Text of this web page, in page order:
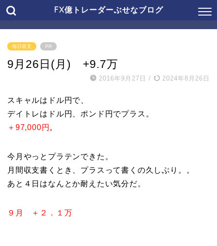
FX億トレーダーぶせなブログ
毎日収支 PR
9月26日(月) +9.7万
2016年9月27日 / 2024年8月26日
スキャルはドル円で、
デイトレはドル円、ポンド円でプラス。
＋97,000円 。
今月やっとプラテンできた。
月間収支書くとき、プラスって書くの久しぶり。。
あと４日はなんとか耐えたい気分だ。
９月 ＋２．１万